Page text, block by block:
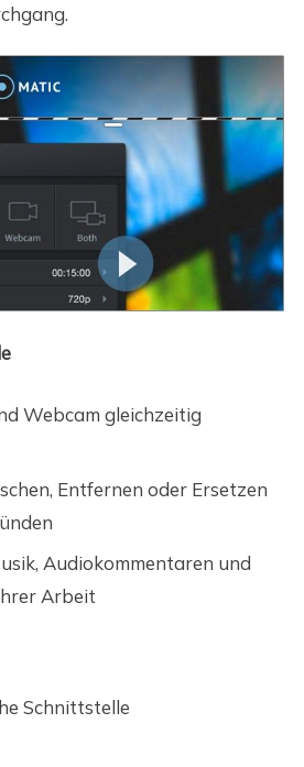
Webcam gleichzeitig
Entfernen oder Ersetzen
Audiokommentaren und
Arbeit
Schnittstelle